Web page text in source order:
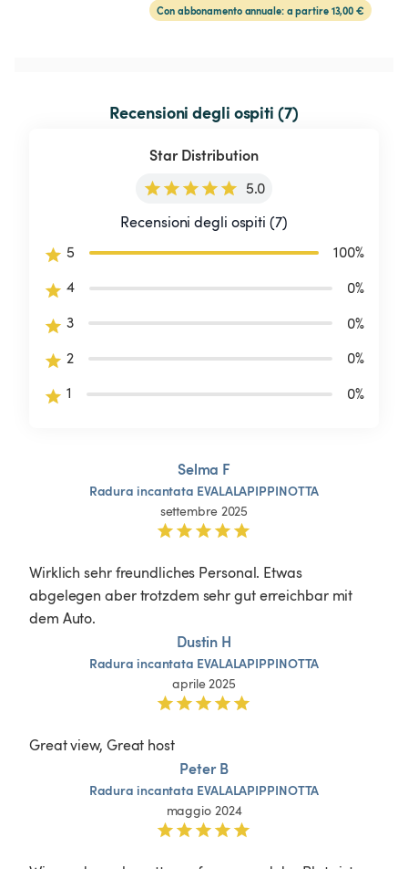
Con abbonamento annuale: a partire 13,00 €
Recensioni degli ospiti (7)
Star Distribution
5.0
Recensioni degli ospiti (7)
5
100%
4
0%
3
0%
2
0%
1
0%
Selma F
Radura incantata EVALALAPIPPINOTTA
settembre 2025
Wirklich sehr freundliches Personal. Etwas
abgelegen aber trotzdem sehr gut erreichbar mit
dem Auto.
Dustin H
Radura incantata EVALALAPIPPINOTTA
aprile 2025
Great view, Great host
Peter B
Radura incantata EVALALAPIPPINOTTA
maggio 2024